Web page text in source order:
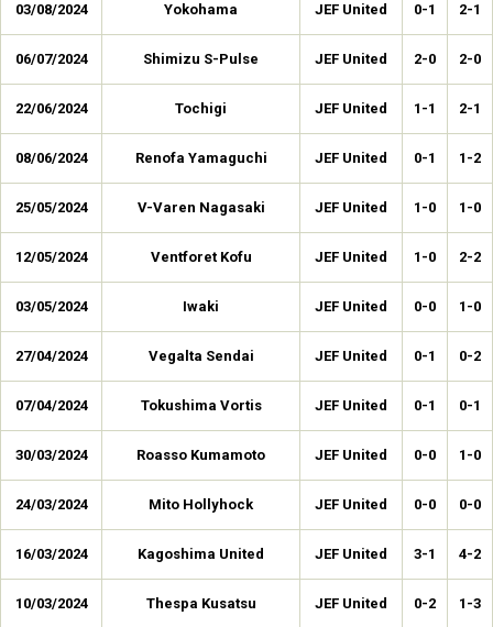
03/08/2024 Yokohama JEF United 0-1 2-1
06/07/2024 Shimizu S-Pulse JEF United 2-0 2-0
22/06/2024 Tochigi JEF United 1-1 2-1
08/06/2024 Renofa Yamaguchi JEF United 0-1 1-2
25/05/2024 V-Varen Nagasaki JEF United 1-0 1-0
12/05/2024 Ventforet Kofu JEF United 1-0 2-2
03/05/2024 Iwaki JEF United 0-0 1-0
27/04/2024 Vegalta Sendai JEF United 0-1 0-2
07/04/2024 Tokushima Vortis JEF United 0-1 0-1
30/03/2024 Roasso Kumamoto JEF United 0-0 1-0
24/03/2024 Mito Hollyhock JEF United 0-0 0-0
16/03/2024 Kagoshima United JEF United 3-1 4-2
10/03/2024 Thespa Kusatsu JEF United 0-2 1-3